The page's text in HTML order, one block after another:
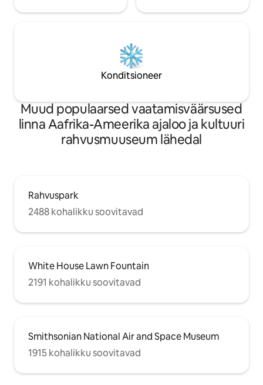
Konditsioneer
Muud populaarsed vaatamisväärsused
linna Aafrika-Ameerika ajaloo ja kultuuri
rahvusmuuseum lähedal
Rahvuspark
2488 kohalikku soovitavad
White House Lawn Fountain
2191 kohalikku soovitavad
Smithsonian National Air and Space Museum
1915 kohalikku soovitavad